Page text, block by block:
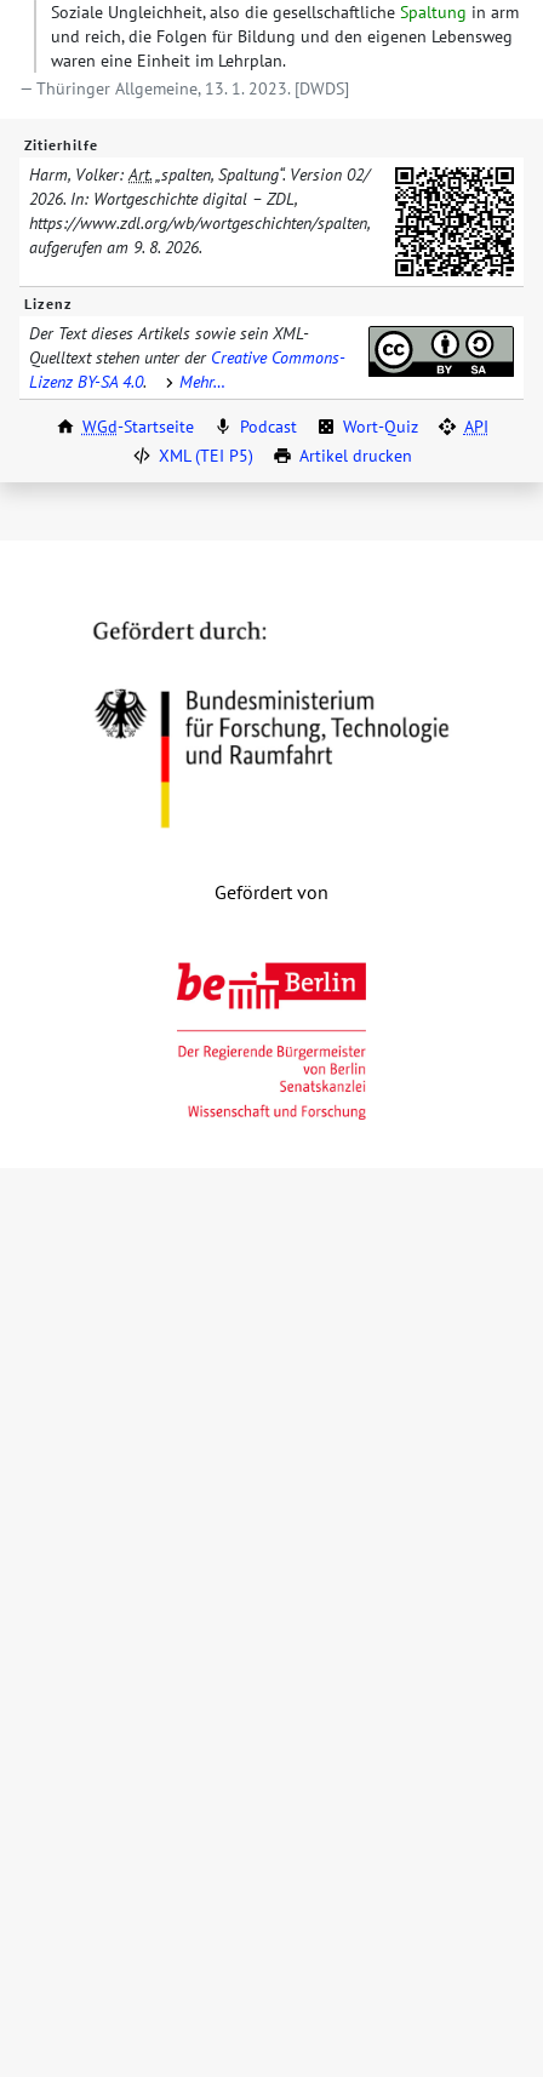
Soziale Ungleichheit, also die gesellschaftliche Spaltung in arm
und reich, die Folgen für Bildung und den eigenen Lebensweg
waren eine Einheit im Lehrplan.
Thüringer Allgemeine, 13. 1. 2023. [DWDS]
Zitierhilfe
Harm, Volker:Art.„spalten, Spaltung“. Version 02/​
2026. In: Wortgeschichte digital – ZDL,
https://www.zdl.org/​wb/​wortgeschichten/​spalten,
aufgerufen am 9. 8. 2026.
Lizenz
Der Text dieses Artikels sowie sein XML-
Quelltext stehen unter der Creative Commons-
Lizenz BY-SA 4.0. Mehr…
WGd-Startseite Podcast Wort-Quiz
API
XML (TEI P5)
Artikel drucken
Gefördert von